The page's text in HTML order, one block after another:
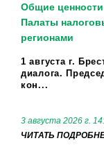
Общие
Палаты
регионами
1 августа г.
диалога.
кон...
3 августа 2026 г.
ЧИТАТЬ